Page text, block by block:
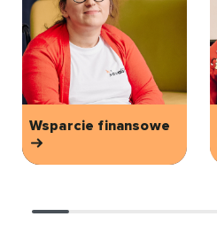
Wsparcie finansowe